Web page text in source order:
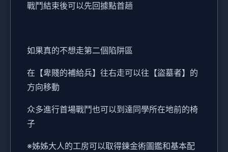
戰鬥結束後可以先回據點首趟
如果真的不想走第二個陷阱區
在【卑賤的補給兵】往右走可以往【盜墓者】的
方向移動
众多進行首場戰鬥也可以到達同學所在地前的椅
子
※姊姊大人的工房可以取得鍊金術圖鑑和基本配